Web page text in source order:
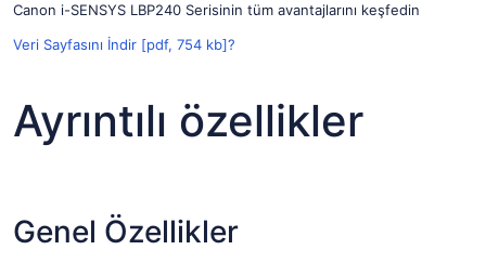
Canon i-SENSYS LBP240 Serisinin tüm avantajlarını keşfedin
Veri Sayfasını İndir [pdf, 754 kb]?
Ayrıntılı özellikler
Genel Özellikler